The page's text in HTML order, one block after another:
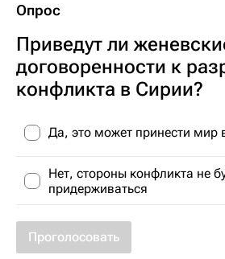
Опрос
Приведут ли
договоренности к
конфликта в Сирии?
Да, это может принести мир
Нет, стороны конфликта не
придерживаться
Проголосовать